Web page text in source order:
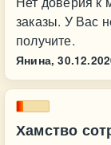
заказы. У Вас
получите.
Янина,
Хамство